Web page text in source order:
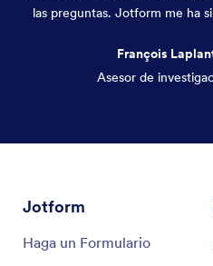
las preguntas. Jotform me ha
François
Asesor de
Jotform
Haga un Formulario